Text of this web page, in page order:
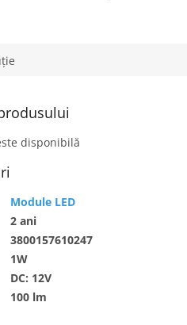
disponibilă
Module LED
2 ani
3800157610247
1W
DC: 12V
100 lm